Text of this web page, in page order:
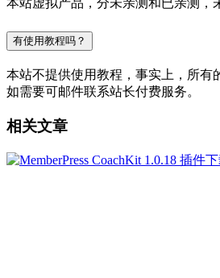
有使用教程吗？
本站不提供使用教程，事实上，所有
如需要可邮件联系站长付费服务。
相关文章